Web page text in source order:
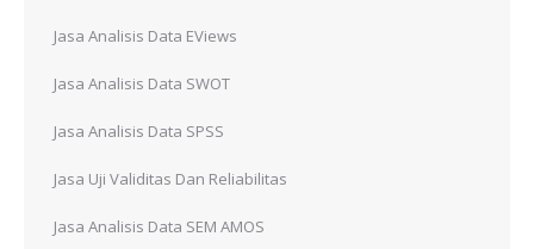
Jasa Analisis Data EViews
Jasa Analisis Data SWOT
Jasa Analisis Data SPSS
Jasa Uji Validitas Dan Reliabilitas
Jasa Analisis Data SEM AMOS